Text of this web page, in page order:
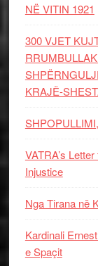
NË VITIN 1921
300 VJET
KRAJË-
VATRA’s
Injustice
Nga Tirana në
Kardinali
e Spaçit